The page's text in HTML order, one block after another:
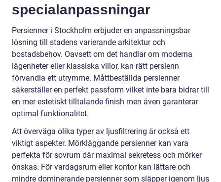
specialanpassningar
Persienner i Stockholm erbjuder en anpassningsbar
lösning till stadens varierande arkitektur och
bostadsbehov. Oavsett om det handlar om moderna
lägenheter eller klassiska villor, kan rätt persienn
förvandla ett utrymme. Måttbeställda persienner
säkerställer en perfekt passform vilket inte bara bidrar till
en mer estetiskt tilltalande finish men även garanterar
optimal funktionalitet.
Att överväga olika typer av ljusfiltrering är också ett
viktigt aspekter. Mörkläggande persienner kan vara
perfekta för sovrum där maximal sekretess och mörker
önskas. För vardagsrum eller kontor kan lättare och
mindre dominerande persienner som släpper igenom ljus